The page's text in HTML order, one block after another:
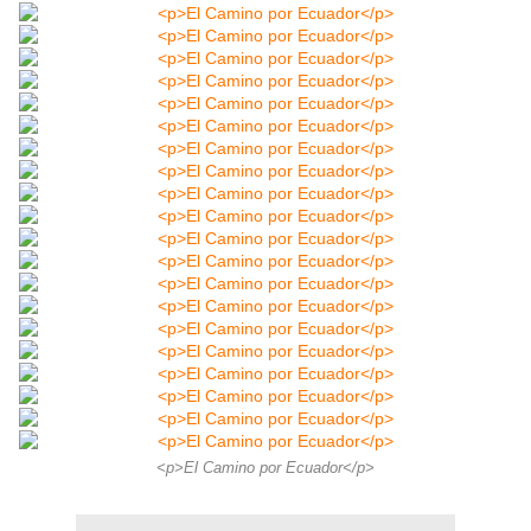
<p>El Camino por Ecuador</p>